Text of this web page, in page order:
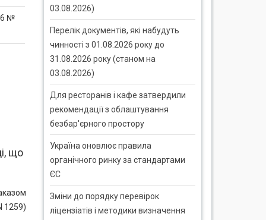
№
що
1259)
03.08.2026)
Перелік документів, які набудуть
чинності з 01.08.2026 року до
31.08.2026 року (станом на
03.08.2026)
Для ресторанів і кафе затвердили
рекомендації з облаштування
безбар'єрного простору
Україна оновлює правила
органічного ринку за стандартами
ЄС
Зміни до порядку перевірок
ліцензіатів і методики визначення